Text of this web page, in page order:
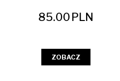
85.00PLN
ZOBACZ